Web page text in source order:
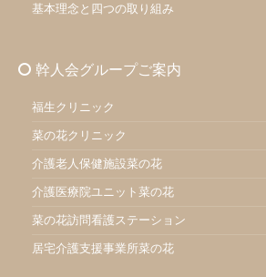
基本理念と四つの取り組み
幹人会グループご案内
福生クリニック
菜の花クリニック
介護老人保健施設菜の花
介護医療院ユニット菜の花
菜の花訪問看護ステーション
居宅介護支援事業所菜の花